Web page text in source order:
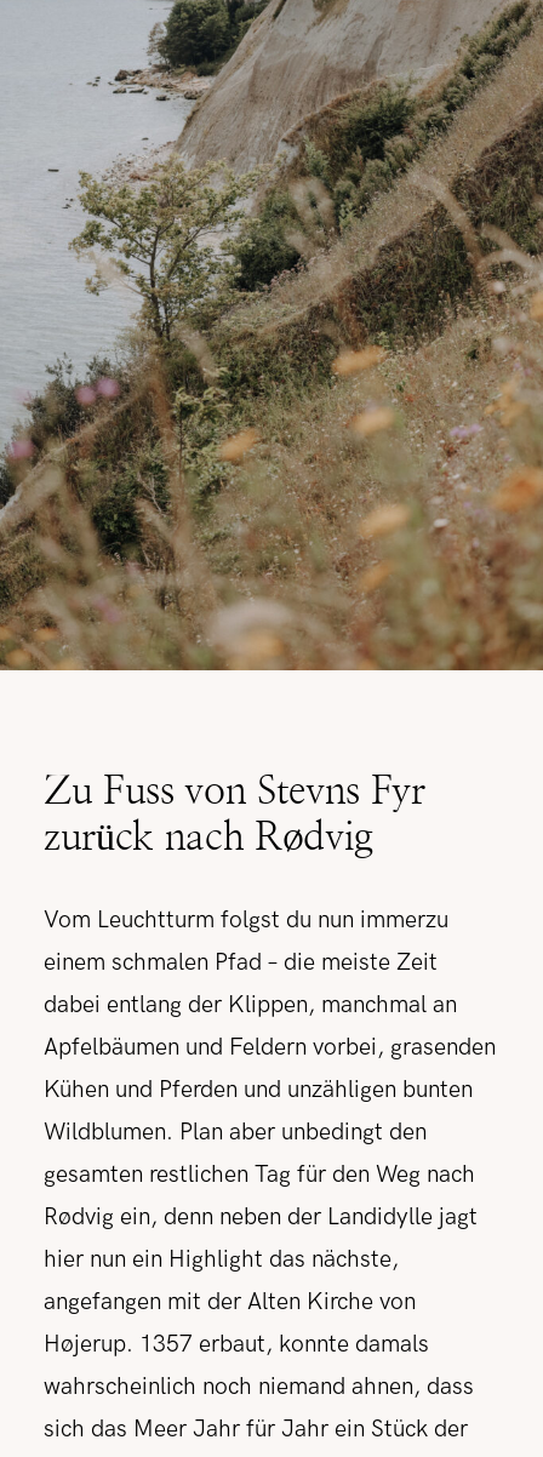
Zu Fuss von Stevns Fyr
zurück nach Rødvig
Vom Leuchtturm folgst du nun immerzu
einem schmalen Pfad – die meiste Zeit
dabei entlang der Klippen, manchmal an
Apfelbäumen und Feldern vorbei, grasenden
Kühen und Pferden und unzähligen bunten
Wildblumen. Plan aber unbedingt den
gesamten restlichen Tag für den Weg nach
Rødvig ein, denn neben der Landidylle jagt
hier nun ein Highlight das nächste,
angefangen mit der Alten Kirche von
Højerup. 1357 erbaut, konnte damals
wahrscheinlich noch niemand ahnen, dass
sich das Meer Jahr für Jahr ein Stück der